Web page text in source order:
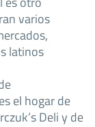
varios
latinos
el hogar de
Deli y de